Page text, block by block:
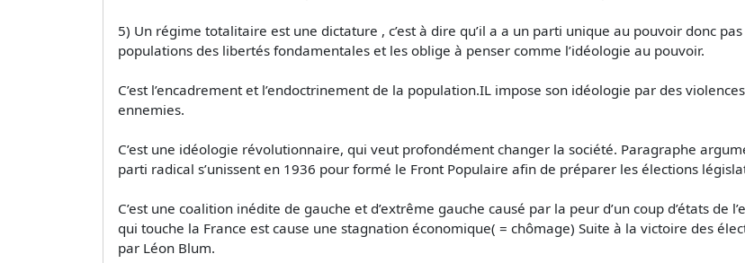
5) Un régime totalitaire est une dictature , c’est à dire qu’il a a un parti unique au pouvoir donc
populations des libertés fondamentales et les oblige à penser comme l’idéologie au pouvoir.
C’est l’encadrement et l’endoctrinement de la population.IL impose son idéologie par des
ennemies.
C’est une idéologie révolutionnaire, qui veut profondément changer la société. Paragraphe
parti radical s’unissent en 1936 pour formé le Front Populaire afin de préparer les élections
C’est une coalition inédite de gauche et d’extrême gauche causé par la peur d’un coup d’états
qui touche la France est cause une stagnation économique( = chômage) Suite à la victoire des
par Léon Blum.